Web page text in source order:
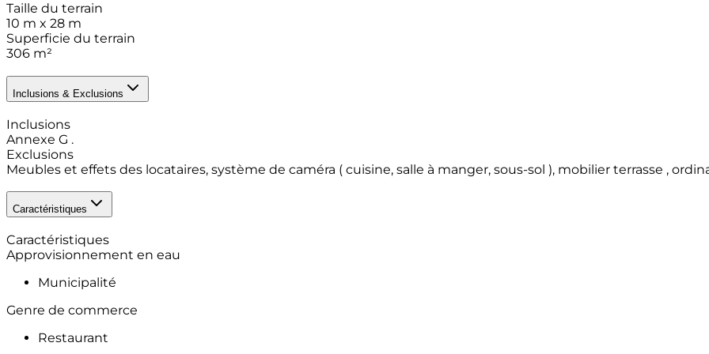
Taille du terrain
10 m x 28 m
Superficie du terrain
306 m²
Inclusions & Exclusions
Inclusions
Annexe G .
Exclusions
Meubles et effets des locataires, système de caméra ( cuisine, salle à manger, sous-sol ), mobilier terrasse ,
Caractéristiques
Caractéristiques
Approvisionnement en eau
Municipalité
Genre de commerce
Restaurant